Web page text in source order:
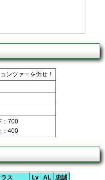
ンツァーを倒せ！
：700
：400
ラス Lv AL
忠誠